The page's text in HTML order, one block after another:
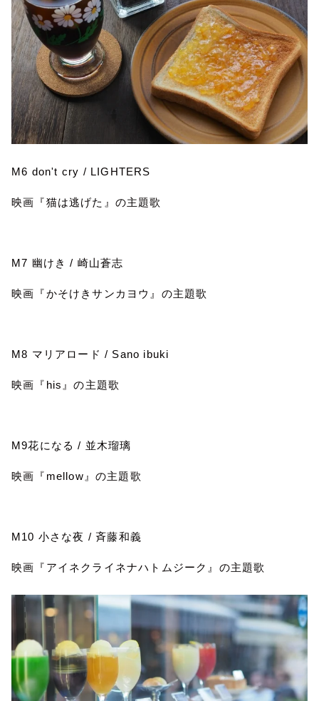
M6 don't cry / LIGHTERS
映画『猫は逃げた』の主題歌
M7 幽けき/ 崎山蒼志
映画『かそけきサンカヨウ』の主題歌
M8 マリアロード/ Sano ibuki
映画『 his 』の主題歌
M9花になる/ 並木瑠璃
映画『 mellow 』の主題歌
M10 小さな夜 / 斉藤和義
映画『アイネクライネナハトムジーク』の主題歌